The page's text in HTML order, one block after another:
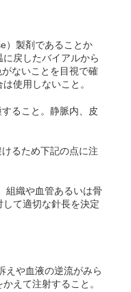
）製剤であることか
戻したバイアルから
ないことを目視で確
使用しないこと。
ること。静脈内、皮
るため下記の点に注
組織や血管あるいは骨
て適切な針長を決定
えや血液の逆流がみら
えて注射すること。